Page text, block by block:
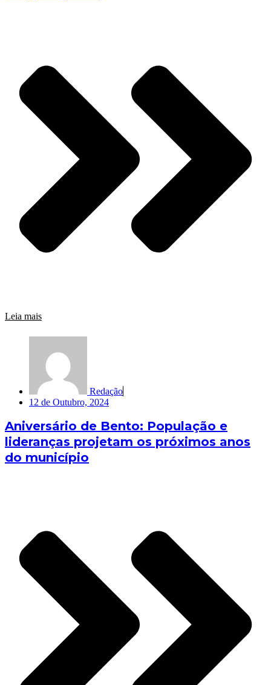
Leia mais
Redação
12 de Outubro, 2024
Aniversário de Bento: População e
lideranças projetam os próximos anos
do município